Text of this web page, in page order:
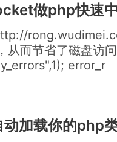
做php快速
从而节省了磁盘
error_r
加载你的php